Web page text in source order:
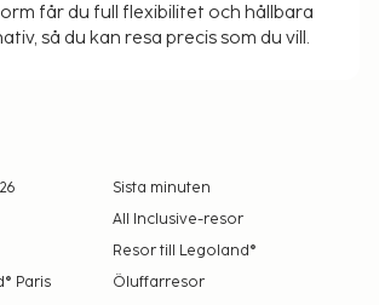
får du full flexibilitet och hållbara
så du kan resa precis som du vill.
Sista minuten
All Inclusive-resor
Resor till Legoland®
Paris
Öluffarresor